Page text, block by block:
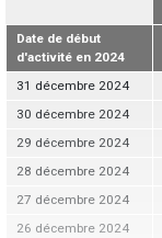
Date de début
d'activité en 2024
31 décembre 2024
30 décembre 2024
29 décembre 2024
28 décembre 2024
27 décembre 2024
26 décembre 2024